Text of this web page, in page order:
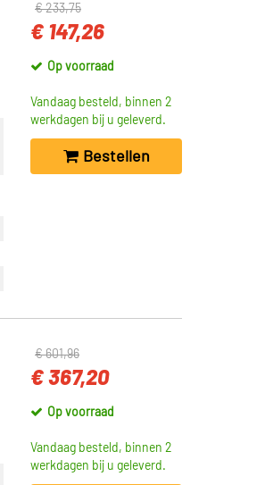
€ 233,75
€ 147,26
Op voorraad
Vandaag besteld, binnen 2
werkdagen bij u geleverd.
Bestellen
€ 601,96
€ 367,20
Op voorraad
Vandaag besteld, binnen 2
werkdagen bij u geleverd.